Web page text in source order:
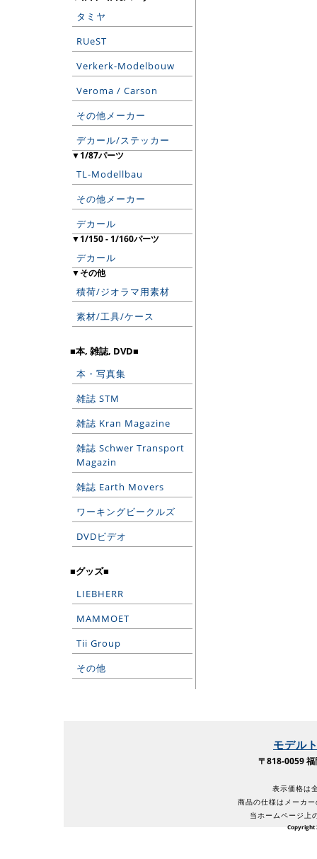
タミヤ
RUeST
Verkerk-Modelbouw
Veroma / Carson
その他メーカー
デカール/ステッカー
▼1/87パーツ
TL-Modellbau
その他メーカー
デカール
▼1/150 - 1/160パーツ
デカール
▼その他
積荷/ジオラマ用素材
素材/工具/ケース
■本, 雑誌, DVD■
本・写真集
雑誌 STM
雑誌 Kran Magazine
雑誌 Schwer Transport
Magazin
雑誌 Earth Movers
ワーキングビークルズ
DVDビデオ
■グッズ■
LIEBHERR
MAMMOET
Tii Group
その他
モデル
〒818-0059
表示価格は
商品の仕様はメーカ
当ホームページ上
Copyright